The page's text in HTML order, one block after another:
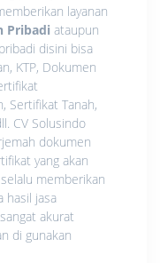
layanan
Pribadi ataupun
disini bisa
KTP, Dokumen
Sertifikat Tanah,
CV Solusindo
dokumen
yang akan
memberikan
hasil jasa
akurat
di gunakan